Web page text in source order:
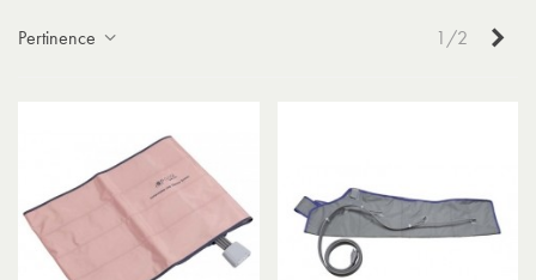
Pertinence 1/2